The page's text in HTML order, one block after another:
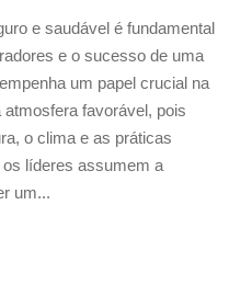
e saudável é fundamental
e o sucesso de uma
um papel crucial na
favorável, pois
o clima e as práticas
líderes assumem a
um...